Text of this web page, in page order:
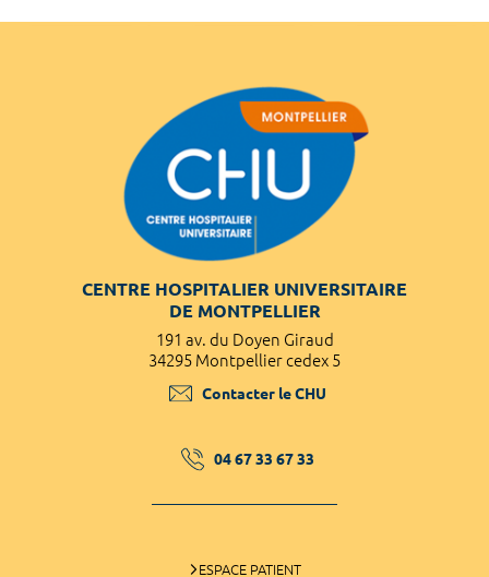
CENTRE HOSPITALIER UNIVERSITAIRE
DE MONTPELLIER
191 av. du Doyen Giraud
34295 Montpellier cedex 5
Contacter le CHU
04 67 33 67 33
ESPACE PATIENT